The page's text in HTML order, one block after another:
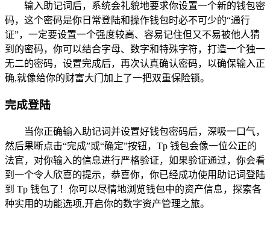
输入助记词后，系统会礼貌地要求你设置一个新的钱包密
码，这个密码是你日常登陆和操作钱包时必不可少的“通行
证”，一定要设置一个强度较高、容易记住但又不易被他人猜
到的密码，你可以结合字母、数字和特殊字符，打造一个独一
无二的密码，设置完成后，再次认真确认密码，以确保输入正
确,就像给你的财富大门加上了一把双重保险锁。
完成登陆
当你正确输入助记词并设置好钱包密码后，深吸一口气，
然后果断点击“完成”或“确定”按钮，Tp 钱包会像一位公正的
法官，对你输入的信息进行严格验证，如果验证通过，你会看
到一个令人欣喜的提示，恭喜你，你已经成功使用助记词登陆
到 Tp 钱包了！你可以尽情地浏览钱包中的资产信息，探索各
种实用的功能选项,开启你的数字资产管理之旅。